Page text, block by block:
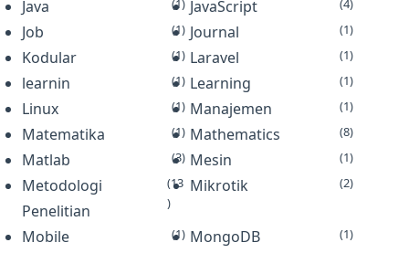
Java (1) JavaScript (4)
Job (1) Journal (1)
Kodular (1) Laravel (1)
learnin (1) Learning (1)
Linux (1) Manajemen (1)
Matematika (1) Mathematics (8)
Matlab (3) Mesin (1)
Metodologi
Penelitian
(13
)
Mikrotik (2)
Mobile (1) MongoDB (1)